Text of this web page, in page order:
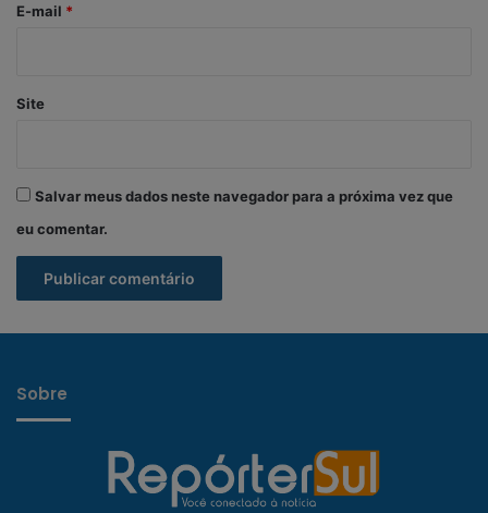
*
E-mail *
Site
Salvar meus dados neste navegador para a próxima vez que
eu comentar.
Sobre